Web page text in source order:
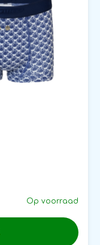
Op voorraad